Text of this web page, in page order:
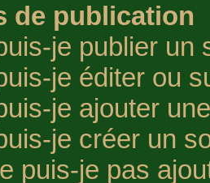
de publication
je publier un
je éditer ou
je ajouter
je créer un
puis-je pas